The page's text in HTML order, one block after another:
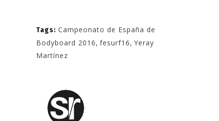
Tags: Campeonato de España de
Bodyboard 2016, fesurf16, Yeray
Martínez